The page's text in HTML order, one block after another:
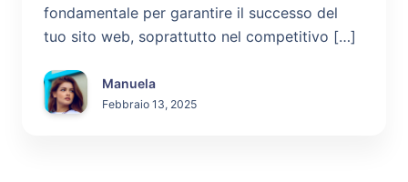
fondamentale per garantire il successo del
tuo sito web, soprattutto nel competitivo […]
Manuela
Febbraio 13, 2025